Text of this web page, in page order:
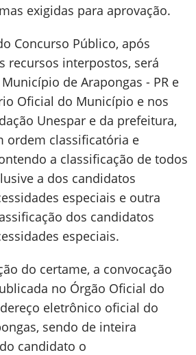
exigidas para aprovação.
Concurso Público, após
recursos interpostos, será
de Arapongas - PR e
Oficial do Município e nos
Unespar e da prefeitura,
ordem classificatória e
a classificação de todos
a dos candidatos
especiais e outra
dos candidatos
especiais.
do certame, a convocação
no Órgão Oficial do
eletrônico oficial do
sendo de inteira
candidato o